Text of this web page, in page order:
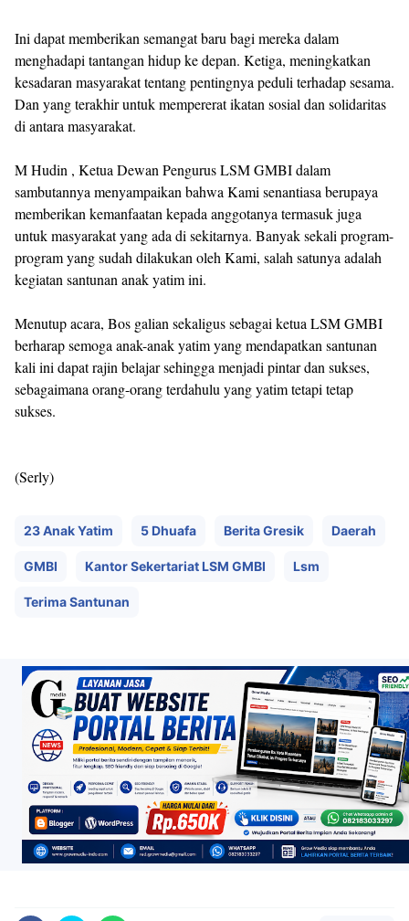
Ini dapat memberikan semangat baru bagi mereka dalam
menghadapi tantangan hidup ke depan. Ketiga, meningkatkan
kesadaran masyarakat tentang pentingnya peduli terhadap sesama.
Dan yang terakhir untuk mempererat ikatan sosial dan solidaritas
di antara masyarakat.
M Hudin , Ketua Dewan Pengurus LSM GMBI dalam
sambutannya menyampaikan bahwa Kami senantiasa berupaya
memberikan kemanfaatan kepada anggotanya termasuk juga
untuk masyarakat yang ada di sekitarnya. Banyak sekali program-
program yang sudah dilakukan oleh Kami, salah satunya adalah
kegiatan santunan anak yatim ini.
Menutup acara, Bos galian sekaligus sebagai ketua LSM GMBI
berharap semoga anak-anak yatim yang mendapatkan santunan
kali ini dapat rajin belajar sehingga menjadi pintar dan sukses,
sebagaimana orang-orang terdahulu yang yatim tetapi tetap
sukses.
(Serly)
23 Anak Yatim 5 Dhuafa Berita Gresik Daerah
GMBI Kantor Sekertariat LSM GMBI Lsm
Terima Santunan